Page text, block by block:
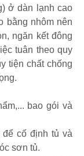
ở dàn lạnh cao
bằng nhôm nên
ngăn kết đông
tuân theo quy
tiện chất chống
bao gói và
để cố định tủ và
sơn tủ.